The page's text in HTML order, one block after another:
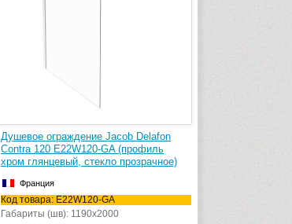
Душевое ограждение Jacob Delafon
Contra 120 E22W120-GA (профиль
хром глянцевый, стекло прозрачное)
Франция
Код товара: E22W120-GA
Габариты (шв): 1190x2000